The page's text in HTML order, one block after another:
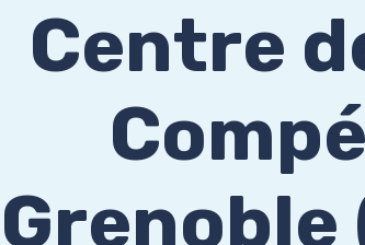
Centre
Grenoble